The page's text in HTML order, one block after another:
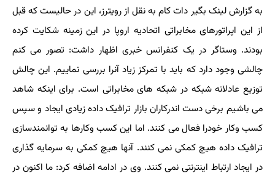
به گزارش لینک بگیر دات کام به نقل از رویترز، این در حالیست که قبل
از این اپراتورهای مخابراتی اتحادیه اروپا در این زمینه شکایت کرده
بودند. وستاگر در یک کنفرانس خبری اظهار داشت: تصور می کنم
چالشی وجود دارد که باید با تمرکز زیاد آنرا بررسی نماییم. این چالش
توزیع عادلانه شبکه در شبکه های مخابراتی است. برای اینکه شاهد
می باشیم برخی دست اندرکاران بازار ترافیک داده زیادی ایجاد و سپس
کسب وکار خودرا فعال می کنند. اما این کسب وکارها به توانمندسازی
ترافیک داده هیچ کمکی نمی کنند. آنها هیچ کمکی به سرمایه گذاری
در ایجاد ارتباط اینترنتی نمی کنند. وی در ادامه اضافه کرد: ما اکنون در